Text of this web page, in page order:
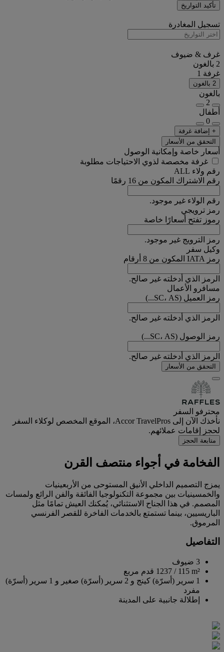
تأكيد التواريخ
تسجيل المغادرة
غرف & ضيوف
2 بالغون
غرفة 1
2 بالغون
بالغون
2
أطفال
0
+ إضافة غرفة
التحقق من الأسعار
أسعار خاصة وإمكانية الوصول
غرفة مخصصة لذوي الاحتياجات مطلوبة
رقم ولاء ALL
رقم الاشتراك المكون من 16 رقمًا
رقم الولاء غير موجود.
رمز ترويجي
رموز تفتح أسعارًا خاصة
رمز الترويج غير موجود.
وكيل سفر
رمز IATA المكون من 8 أرقام
الرمز الذي أدخلته غير صالح.
مسافرو الأعمال
رمز العميل (SC، AS...)
الرمز الذي أدخلته غير صالح.
رمز الوصول (SC، AS...)
الرمز الذي أدخلته غير صالح.
التحقق من الأسعار
محترفو السفر
نأخذك الآن إلى Accor TravelPros، الموقع المخصص لوكلاء السفر
لحجز إقامات عملائهم.
متابعة الحجز
الفخامة في أجواء منتصف القرن
يمزج التصميم الداخلي الأنيق المستوحى من الأربعينيات
والخمسينيات بين مجموعة التكنولوجيا الفائقة والفن الرائع ولمسات
المصمم. في هذا الجناح الاستثنائي، يُمكنك العيش تمامًا مثل
الباريسيين، بينما تستمتع بالخدمات الفاخرة للقصر الفرنسي
المرموق.
التفاصيل
3 ضيوف
115 m²
/ 1237 قدم مربع
1 سرير (أسرّة) كينج و 2 سرير (أسرّة) صغير و 1 سرير (أسرّة)
مفرد
إطلالة جانبية على المدينة